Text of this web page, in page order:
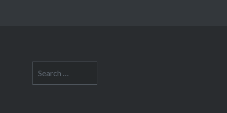
for: